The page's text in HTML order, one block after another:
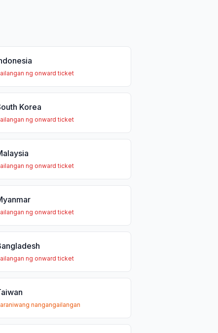
ng onward ticket
Korea
ng onward ticket
ng onward ticket
ng onward ticket
ng onward ticket
nangangailangan